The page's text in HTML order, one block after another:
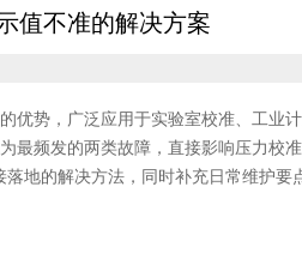
值不准的解决方案
势，广泛应用于实验室校准、工业计
最频发的两类故障，直接影响压力校
地的解决方法，同时补充日常维护要